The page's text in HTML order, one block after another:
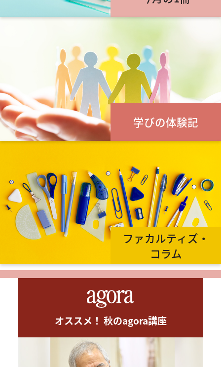
学びの体験記
ファカルティズ・
コラム
オススメ！ 秋のagora講座